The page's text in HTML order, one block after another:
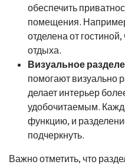
обеспечить
помещения.
отделена от
отдыха.
Визуальное
помогают визуально
делает интерьер
удобочитаемым.
функцию, и
подчеркнуть.
Важно отметить, что